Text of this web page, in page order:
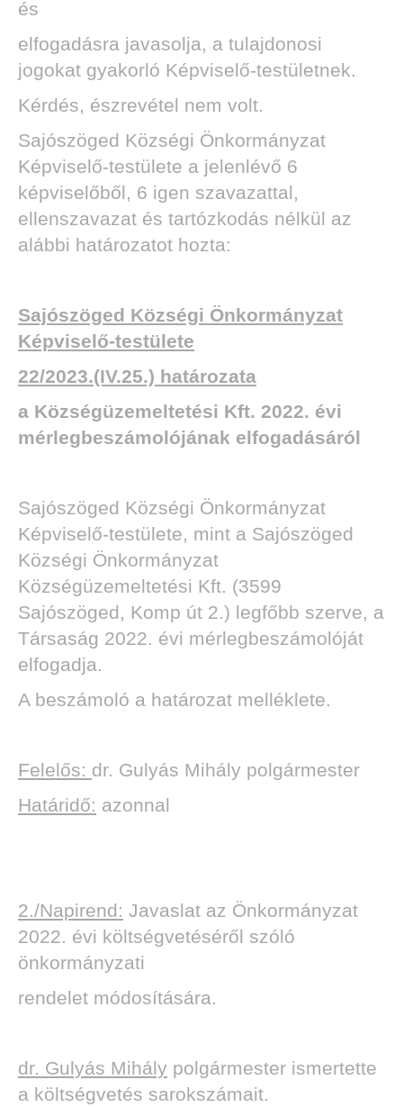
és
elfogadásra javasolja, a tulajdonosi
jogokat gyakorló Képviselő-testületnek.
Kérdés, észrevétel nem volt.
Sajószöged Községi Önkormányzat
Képviselő-testülete a jelenlévő 6
képviselőből, 6 igen szavazattal,
ellenszavazat és tartózkodás nélkül az
alábbi határozatot hozta:
Sajószöged Községi Önkormányzat
Képviselő-testülete
22/2023.(IV.25.) határozata
a Községüzemeltetési Kft. 2022. évi
mérlegbeszámolójának elfogadásáról
Sajószöged Községi Önkormányzat
Képviselő-testülete, mint a Sajószöged
Községi Önkormányzat
Községüzemeltetési Kft. (3599
Sajószöged, Komp út 2.) legfőbb szerve, a
Társaság 2022. évi mérlegbeszámolóját
elfogadja.
A beszámoló a határozat melléklete.
Felelős: dr. Gulyás Mihály polgármester
Határidő: azonnal
2./Napirend: Javaslat az Önkormányzat
2022. évi költségvetéséről szóló
önkormányzati
rendelet módosítására.
dr. Gulyás Mihály polgármester ismertette
a költségvetés sarokszámait.